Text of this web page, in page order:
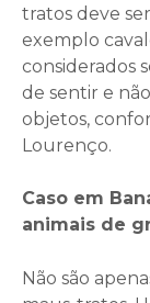
tratos deve
exemplo
considerados
de sentir e
objetos,
Lourenço.
Caso em
animais de
Não são